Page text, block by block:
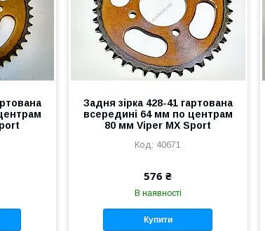
Задня зірка 428-41 гартована
всередині 64 мм по центрам
80 мм Viper MX Sport
40671
576 ₴
В наявності
Купити